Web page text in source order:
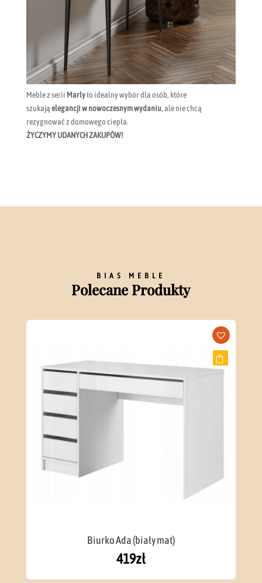
Meble z serii Marlyto idealny wybór dla osób, które
szukająelegancji w nowoczesnym wydaniu, ale nie chcą
rezygnować z domowego ciepła.
ŻYCZYMY UDANYCH ZAKUPÓW!
BIAS MEBLE
Polecane Produkty
Biurko Ada (biały mat)
419zł